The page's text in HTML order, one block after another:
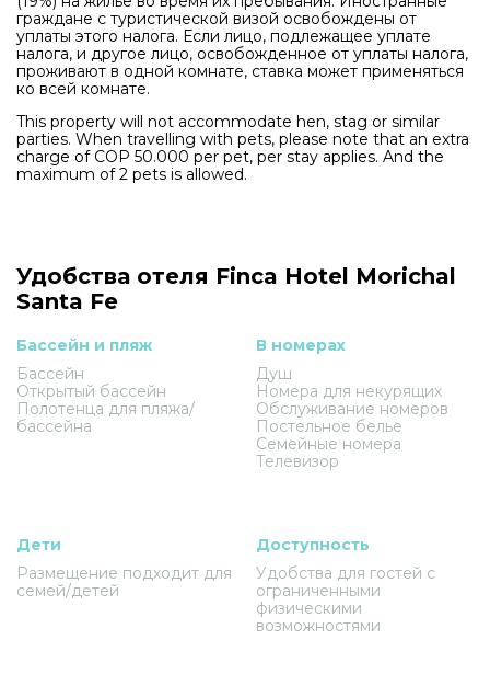
граждане с туристической визой освобождены от
уплаты этого налога. Если лицо, подлежащее уплате
налога, и другое лицо, освобожденное от уплаты налога,
проживают в одной комнате, ставка может применяться
ко всей комнате.
This property will not accommodate hen, stag or similar
parties. When travelling with pets, please note that an extra
charge of COP 50.000 per pet, per stay applies. And the
maximum of 2 pets is allowed.
Удобства отеля Finca Hotel Morichal
Santa Fe
Бассейн и пляж
Бассейн
Открытый бассейн
Полотенца для пляжа/
бассейна
В номерах
Душ
Номера для некурящих
Обслуживание номеров
Постельное белье
Семейные номера
Телевизор
Дети
Размещение подходит для
семей/детей
Доступность
Удобства для гостей с
ограниченными
физическими
возможностями